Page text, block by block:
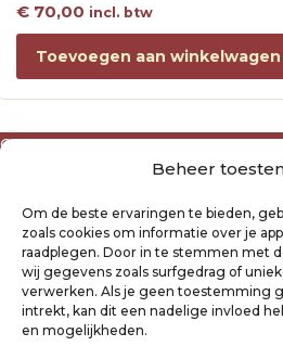
Beheer
Om de beste ervaringen te bieden,
zoals cookies om informatie over je
raadplegen. Door in te stemmen met
wij gegevens zoals surfgedrag of
verwerken. Als je geen toestemming
intrekt, kan dit een nadelige invloed
en mogelijkheden.
€70,00 incl. btw
Toevoegen aan winkelwagen
Over ons
Algemene voorwaarden
Privacyverklaring Raysland
Cookiebeleid
Mijn account
Klantenservice